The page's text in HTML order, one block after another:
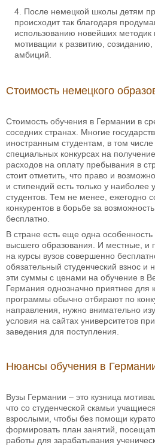
После немецкой школы детям
происходит так благодаря
использованию новейших методик
мотивации к развитию, созиданию,
амбиций.
Стоимость немецкого
Стоимость обучения в Германии в
соседних странах. Многие
иностранным студентам, в том числе
специальных конкурсах на
расходов на оплату пребывания в
стоит отметить, что право и
и стипендий есть только у наиболее
студентов. Тем не менее, ежегодно
конкурентов в борьбе за
бесплатно.
В стране есть еще одна
высшего образования. И местные, и
на курсы вузов совершенно
обязательный студенческий взнос и
эти суммы с ценами на обучение в
Германия однозначно приятнее для
программы обычно отбирают по
направления, нужно внимательно
условия на сайтах университетов
заведения для поступления.
Нюансы обучения в
Вузы Германии – это кузница
что со студенческой скамьи
взрослыми, чтобы без помощи
формировать план занятий,
работы для зарабатывания